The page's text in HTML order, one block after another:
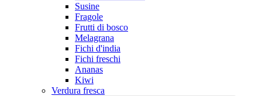
Susine
Fragole
Frutti di bosco
Melagrana
Fichi d'india
Fichi freschi
Ananas
Kiwi
Verdura fresca